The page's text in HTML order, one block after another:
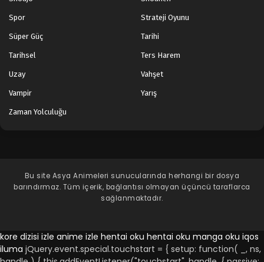
Spor Strateji Oyunu
Süper Güç Tarihi
Tarihsel Ters Harem
Uzay Vahşet
Vampir Yarış
Zaman Yolculuğu
Bu site Asya Animeleri sunucularında herhangi bir dosya
barındırmaz. Tüm içerik, bağlantısı olmayan üçüncü taraflarca
sağlanmaktadır.
kore dizisi izle anime izle hentai oku hentai oku manga oku iqos
iluma jQuery.event.special.touchstart = { setup: function( _, ns,